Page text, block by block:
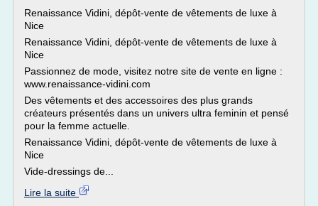
Renaissance Vidini, dépôt-vente de vêtements de luxe à
Nice
Renaissance Vidini, dépôt-vente de vêtements de luxe à
Nice
Passionnez de mode, visitez notre site de vente en ligne :
www.renaissance-vidini.com
Des vêtements et des accessoires des plus grands
créateurs présentés dans un univers ultra feminin et pensé
pour la femme actuelle.
Renaissance Vidini, dépôt-vente de vêtements de luxe à
Nice
Vide-dressings de...
Lire la suite